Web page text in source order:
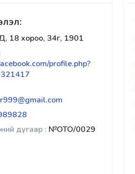
18 хороо, 34г, 1901
profile.php?
дугаар : №OTO/0029